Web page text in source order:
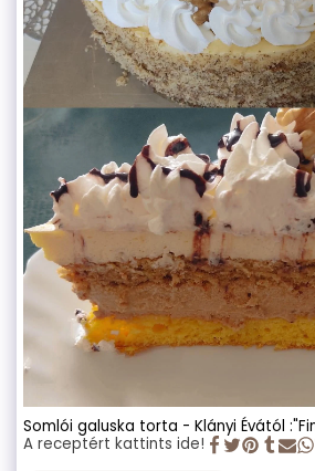
Somlói galuska torta - Klányi Évától
A receptért kattints ide!